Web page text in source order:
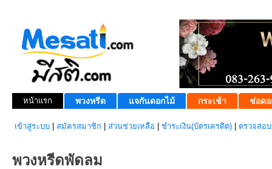
หน้าแรก พวงหรีด แจกันดอกไม้ กระเช้า ช่อดอ
เข้าสู่ระบบ สมัครสมาชิก ส่วนช่วยเหลือ ชำระเงิน(บัตรเครดิต) ตรวจสอ
พวงหรีดพัดลม